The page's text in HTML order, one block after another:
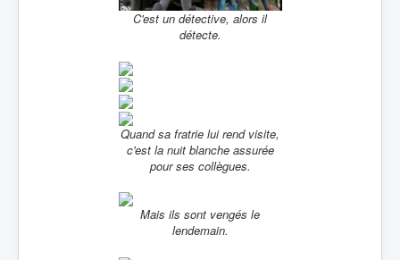
C'est un détective, alors il
détecte.
Quand sa fratrie lui rend visite,
c'est la nuit blanche assurée
pour ses collègues.
Mais ils sont vengés le
lendemain.